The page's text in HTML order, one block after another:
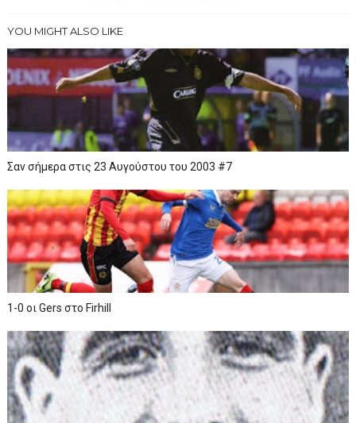
YOU MIGHT ALSO LIKE
Σαν σήμερα στις 23 Αυγούστου του 2003 #7
1-0 οι Gers στο Firhill